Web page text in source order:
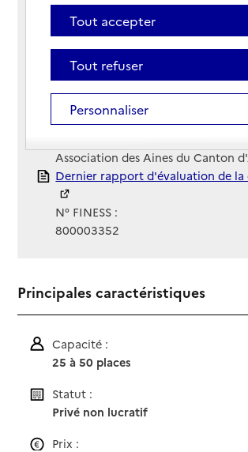
80560 - Acheux-en-Amiénois
Voir itinéraire
Téléphone :
03 22 76 45 16
Contact
Contact
Site Internet
Site internet non renseigné
Association des Aines du Canton
Rapport HAS
Dernier rapport d'évaluation de
N° FINESS :
800003352
Principales caractéristiques
Capacité :
25 à 50 places
Statut :
Privé non lucratif
Prix :
Tout accepter
Tout refuser
Personnaliser